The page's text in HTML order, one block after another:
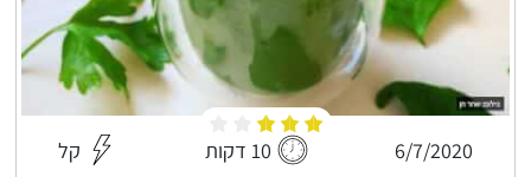
6/7/2020 10 דקות קל